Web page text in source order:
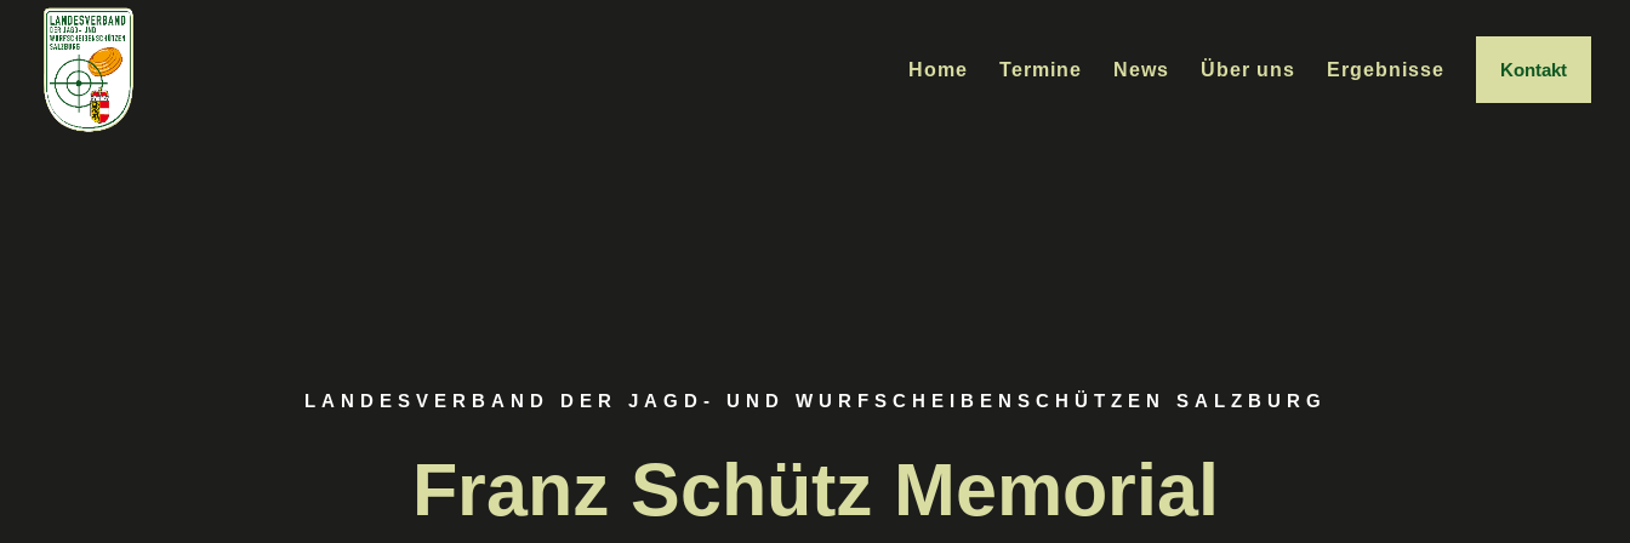
Home Termine News Über uns Ergebnisse Kontakt
LANDESVERBAND DER JAGD- UND WURFSCHEIBENSCHÜTZEN SALZBURG
Franz Schütz Memorial